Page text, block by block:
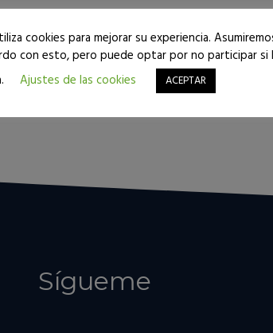
Seguir leyendo
Sígueme
cookies para mejorar su experiencia.
con esto, pero puede optar por no participar si
Ajustes de las cookies ACEPTAR